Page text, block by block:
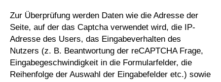
Zur Überprüfung werden Daten wie die Adresse der
Seite, auf der das Captcha verwendet wird, die IP-
Adresse des Users, das Eingabeverhalten des
Nutzers (z. B. Beantwortung der reCAPTCHA Frage,
Eingabegeschwindigkeit in die Formularfelder, die
Reihenfolge der Auswahl der Eingabefelder etc.) sowie